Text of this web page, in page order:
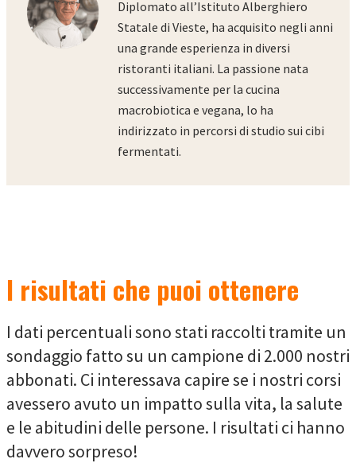
Diplomato all’Istituto Alberghiero
Statale di Vieste, ha acquisito negli anni
una grande esperienza in diversi
ristoranti italiani. La passione nata
successivamente per la cucina
macrobiotica e vegana, lo ha
indirizzato in percorsi di studio sui cibi
fermentati.
I risultati che puoi ottenere
I dati percentuali sono stati raccolti tramite un
sondaggio fatto su un campione di 2.000 nostri
abbonati. Ci interessava capire se i nostri corsi
avessero avuto un impatto sulla vita, la salute
e le abitudini delle persone. I risultati ci hanno
davvero sorpreso!